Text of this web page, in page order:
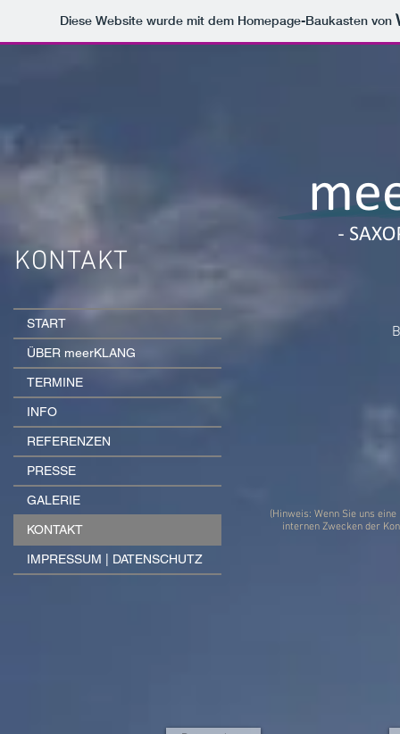
Diese Website wurde mit dem Homepage-Baukasten von
KONTAKT
(Hinweis: Wenn Sie uns
internen Zwecken der
START
ÜBER meerKLANG
TERMINE
INFO
REFERENZEN
PRESSE
GALERIE
KONTAKT
IMPRESSUM | DATENSCHUTZ